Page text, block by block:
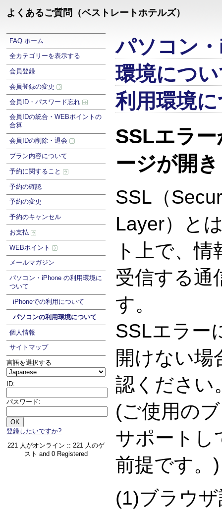
よくあるご質問（ベストレートホテルズ）
FAQ ホーム
全カテゴリーを表示する
会員登録
会員登録の変更
会員ID・パスワード忘れ
会員IDの統合・WEBポイントの
合算
会員IDの削除・退会
プラン内容について
予約に関すること
予約の確認
予約の変更
予約のキャンセル
お支払
WEBポイント
メールマガジン
パソコン・iPhone の利用環境に
ついて
iPhoneでの利用について
パソコンの利用環境について
個人情報
サイトマップ
言語を選択する
ID:
パスワード:
登録したいですか?
221 人がオンライン :: 221 人のゲ
スト and 0 Registered
パソコン
環境につ
利用環境
SSLエラ
ージが開
SSL（
Layer）と
ト上で、
受信する通
す。
SSLエラー
開けない場
認ください
(ご使用の
サポートし
前提です。)
(1)ブラウ